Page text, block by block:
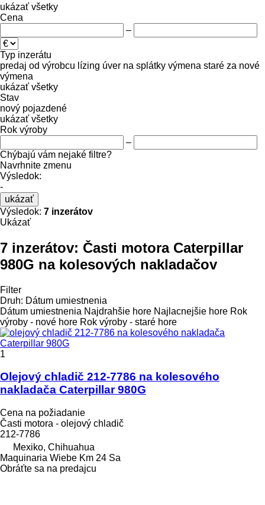
ukázať všetky
Cena
–
Typ inzerátu
predaj od výrobcu lízing úver na splátky výmena staré za nové
výmena
ukázať všetky
Stav
nový pojazdené
ukázať všetky
Rok výroby
–
Chýbajú vám nejaké filtre?
Navrhnite zmenu
Výsledok:
-
ukázať
Výsledok: 7 inzerátov
Ukázať
7 inzerátov: Časti motora Caterpillar
980G na kolesových nakladačov
Filter
Druh: Dátum umiestnenia
Dátum umiestnenia Najdrahšie hore Najlacnejšie hore Rok
výroby - nové hore Rok výroby - staré hore
1
Olejový chladič 212-7786 na kolesového
nakladača Caterpillar 980G
Cena na požiadanie
Časti motora - olejový chladič
212-7786
Mexiko, Chihuahua
Maquinaria Wiebe Km 24 Sa
Obráťte sa na predajcu